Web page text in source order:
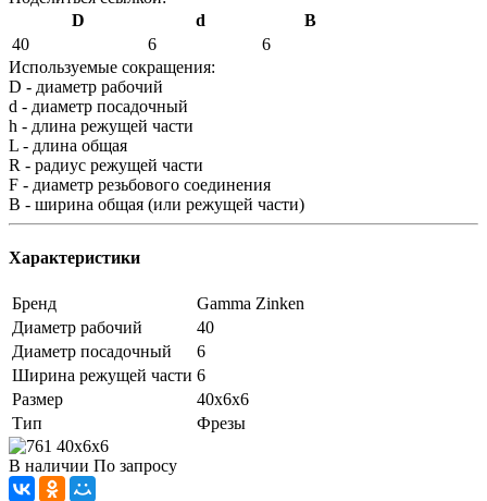
D
d
B
40
6
6
Используемые сокращения:
D - диаметр рабочий
d - диаметр посадочный
h - длина режущей части
L - длина общая
R - радиус режущей части
F - диаметр резьбового соединения
B - ширина общая (или режущей части)
Характеристики
Бренд
Gamma Zinken
Диаметр рабочий
40
Диаметр посадочный
6
Ширина режущей части 6
Размер
40x6x6
Тип
Фрезы
В наличии По запросу